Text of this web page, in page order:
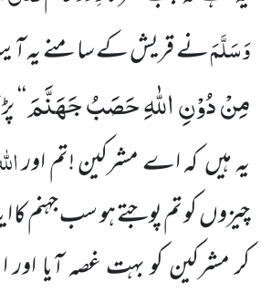
وَسَلَّمَنے قریش کے سامنے یہ
مِنْ دُوْنِ اللّٰهِ حَصَبُ جَهَنَّمَ
یہ ہیں کہ اے مشرکین !تم اور
چیزوں کو تم پوجتے ہو سب جہنم
کر مشرکین کو بہت غصہ آیا اور